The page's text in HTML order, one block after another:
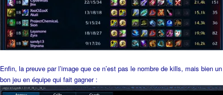
Enfin, la preuve par l’image que ce n’est pas le nombre de kills, mais bien un
bon jeu en équipe qui fait gagner :